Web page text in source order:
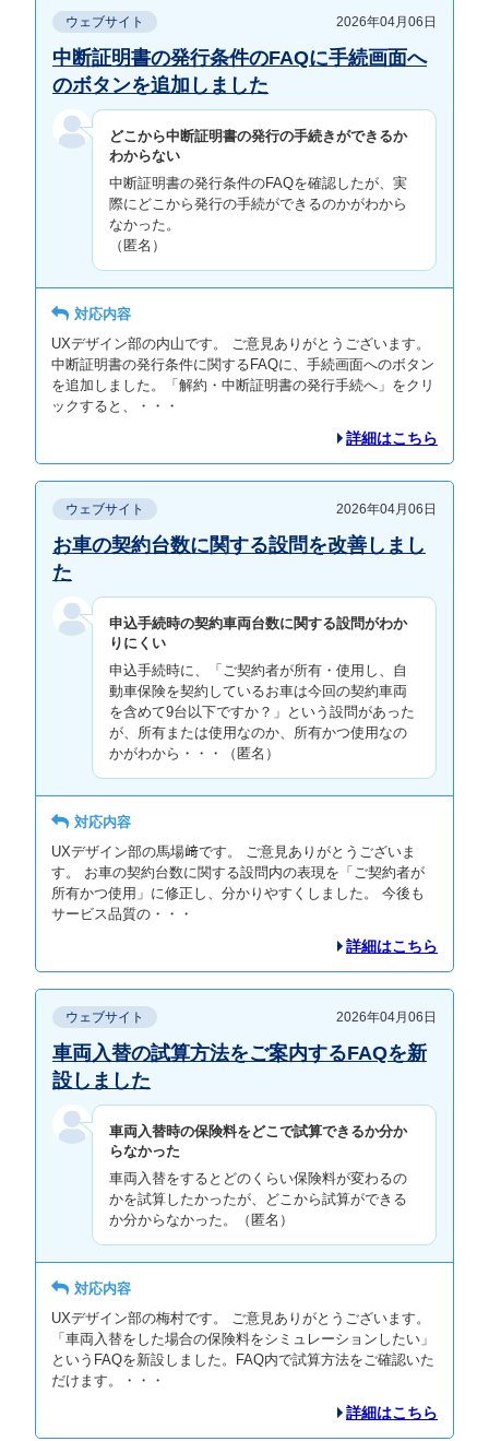
ウェブサイト 2026年04月06日
中断証明書の発行条件のFAQに手続画面へ
のボタンを追加しました
どこから中断証明書の発行の手続きができるか
わからない
中断証明書の発行条件のFAQを確認したが、実
際にどこから発行の手続ができるのかがわから
なかった。
（匿名）
対応内容
UXデザイン部の内山です。 ご意見ありがとうございます。
中断証明書の発行条件に関するFAQに、手続画面へのボタン
を追加しました。「解約・中断証明書の発行手続へ」をクリ
ックすると、・・・
詳細はこちら
ウェブサイト 2026年04月06日
お車の契約台数に関する設問を改善しまし
た
申込手続時の契約車両台数に関する設問がわか
りにくい
申込手続時に、「ご契約者が所有・使用し、自
動車保険を契約しているお車は今回の契約車両
を含めて9台以下ですか？」という設問があった
が、所有または使用なのか、所有かつ使用なの
かがわから・・・（匿名）
対応内容
UXデザイン部の馬場﨑です。 ご意見ありがとうございま
す。 お車の契約台数に関する設問内の表現を「ご契約者が
所有かつ使用」に修正し、分かりやすくしました。 今後も
サービス品質の・・・
詳細はこちら
ウェブサイト 2026年04月06日
車両入替の試算方法をご案内するFAQを新
設しました
車両入替時の保険料をどこで試算できるか分か
らなかった
車両入替をするとどのくらい保険料が変わるの
かを試算したかったが、どこから試算ができる
か分からなかった。（匿名）
対応内容
UXデザイン部の梅村です。 ご意見ありがとうございます。
「車両入替をした場合の保険料をシミュレーションしたい」
というFAQを新設しました。FAQ内で試算方法をご確認いた
だけます。・・・
詳細はこちら